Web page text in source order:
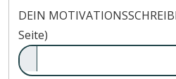
DEIN
Seite)